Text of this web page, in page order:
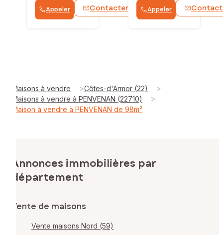
Appeler Contacter WhatsApp
Appeler
Maisons à vendre >Côtes-d'Armor (22) >
Maisons à vendre à PENVENAN (22710) >
Maison à vendre à PENVENAN de 98m²
Annonces immobilières par
département
Vente de maisons
Vente maisons Nord (59)